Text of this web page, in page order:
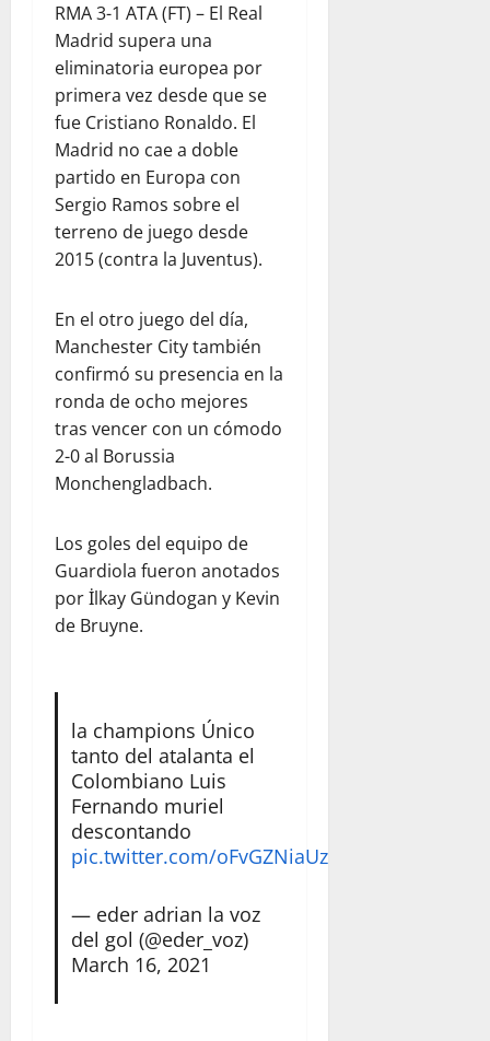
RMA 3-1 ATA (FT) – El Real
Madrid supera una
eliminatoria europea por
primera vez desde que se
fue Cristiano Ronaldo. El
Madrid no cae a doble
partido en Europa con
Sergio Ramos sobre el
terreno de juego desde
2015 (contra la Juventus).
En el otro juego del día,
Manchester City también
confirmó su presencia en la
ronda de ocho mejores
tras vencer con un cómodo
2-0 al Borussia
Monchengladbach.
Los goles del equipo de
Guardiola fueron anotados
por İlkay Gündogan y Kevin
de Bruyne.
la champions Único
tanto del atalanta el
Colombiano Luis
Fernando muriel
descontando
pic.twitter.com/oFvGZNiaUz
— eder adrian la voz
del gol (@eder_voz)
March 16, 2021